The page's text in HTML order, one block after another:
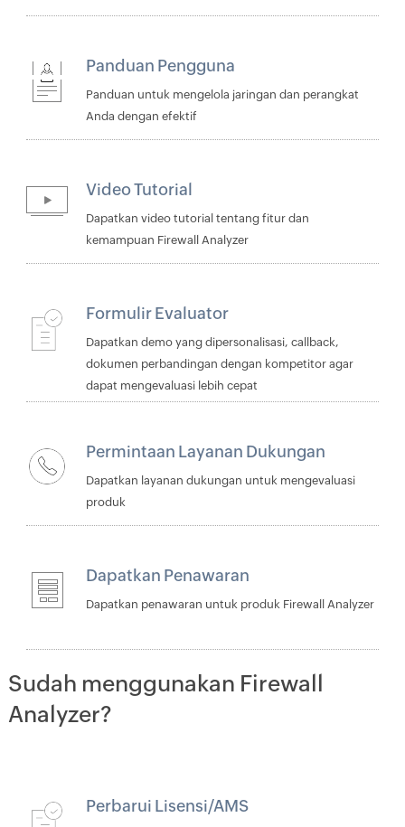
Panduan Pengguna
Panduan untuk mengelola jaringan dan perangkat
Anda dengan efektif
Video Tutorial
Dapatkan video tutorial tentang fitur dan
kemampuan Firewall Analyzer
Formulir Evaluator
Dapatkan demo yang dipersonalisasi, callback,
dokumen perbandingan dengan kompetitor agar
dapat mengevaluasi lebih cepat
Permintaan Layanan Dukungan
Dapatkan layanan dukungan untuk mengevaluasi
produk
Dapatkan Penawaran
Dapatkan penawaran untuk produk Firewall Analyzer
Sudah menggunakan Firewall
Analyzer?
Perbarui Lisensi/AMS